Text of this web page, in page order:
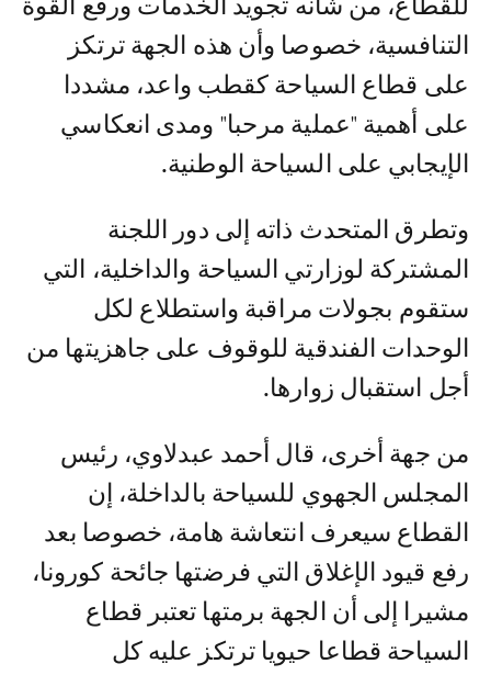
للقطاع، من شأنه تجويد الخدمات ورفع القوة
التنافسية، خصوصا وأن هذه الجهة ترتكز
على قطاع السياحة كقطب واعد، مشددا
على أهمية "عملية مرحبا" ومدى انعكاسي
الإيجابي على السياحة الوطنية.
وتطرق المتحدث ذاته إلى دور اللجنة
المشتركة لوزارتي السياحة والداخلية، التي
ستقوم بجولات مراقبة واستطلاع لكل
الوحدات الفندقية للوقوف على جاهزيتها من
أجل استقبال زوارها.
من جهة أخرى، قال أحمد عبدلاوي، رئيس
المجلس الجهوي للسياحة بالداخلة، إن
القطاع سيعرف انتعاشة هامة، خصوصا بعد
رفع قيود الإغلاق التي فرضتها جائحة كورونا،
مشيرا إلى أن الجهة برمتها تعتبر قطاع
السياحة قطاعا حيويا ترتكز عليه كل